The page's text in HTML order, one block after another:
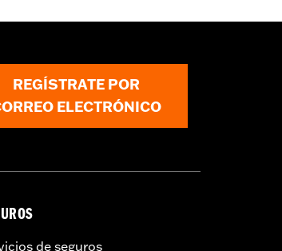
y N/P 4924 (2 unid.).
REGÍSTRATE POR
ELECTRÓNICO
de seguros